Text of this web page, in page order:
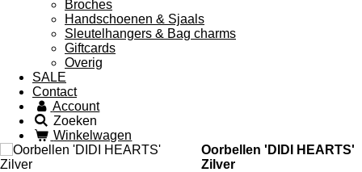
Broches
Handschoenen & Sjaals
Sleutelhangers & Bag charms
Giftcards
Overig
SALE
Contact
Account
Zoeken
Winkelwagen
Oorbellen 'DIDI HEARTS'
Zilver